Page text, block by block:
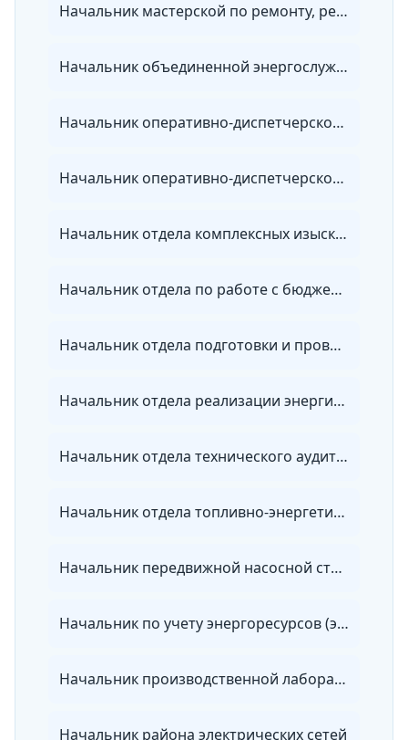
Начальник мастерской по ремонту, регулировке и установке коммерческих приборов учета энергии
Начальник объединенной энергослужбы
Начальник оперативно-диспетчерской службы тепловых сетей
Начальник оперативно-диспетчерской службы электрических сетей
Начальник отдела комплексных изысканий
Начальник отдела по работе с бюджетными организациями энергосбытовой организации
Начальник отдела подготовки и проведения ремонта организации электроэнергетики
Начальник отдела реализации энергии энергосбытовой организации
Начальник отдела технического аудита потребителей энергии
Начальник отдела топливно-энергетических ресурсов
Начальник передвижной насосной станции
Начальник по учету энергоресурсов (энергетики)
Начальник производственной лаборатории организации электроэнергетики
Начальник района электрических сетей